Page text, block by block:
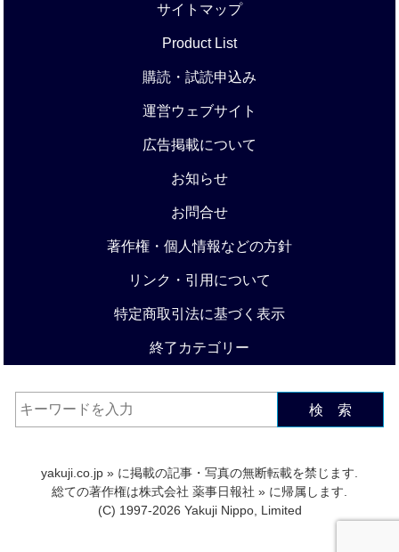
サイトマップ
Product List
購読・試読申込み
運営ウェブサイト
広告掲載について
お知らせ
お問合せ
著作権・個人情報などの方針
リンク・引用について
特定商取引法に基づく表示
終了カテゴリー
検 索
yakuji.co.jp » に掲載の記事・写真の無断転載を禁じます.
総ての著作権は株式会社 薬事日報社 » に帰属します.
(C) 1997-2026 Yakuji Nippo, Limited